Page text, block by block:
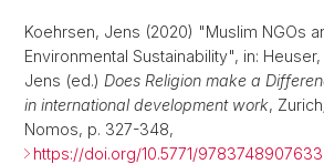
Koehrsen, Jens (2020) "Muslim NGOs
Environmental Sustainability", in:
Jens (ed.) Does Religion make a
in international development work,
Nomos, p. 327-348,
https://doi.org/10.5771/